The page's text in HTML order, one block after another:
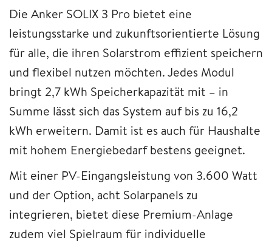
Die Anker SOLIX 3 Pro bietet eine
leistungsstarke und zukunftsorientierte Lösung
für alle, die ihren Solarstrom effizient speichern
und flexibel nutzen möchten. Jedes Modul
bringt 2,7 kWh Speicherkapazität mit – in
Summe lässt sich das System auf bis zu 16,2
kWh erweitern. Damit ist es auch für Haushalte
mit hohem Energiebedarf bestens geeignet.
Mit einer PV-Eingangsleistung von 3.600 Watt
und der Option, acht Solarpanels zu
integrieren, bietet diese Premium-Anlage
zudem viel Spielraum für individuelle